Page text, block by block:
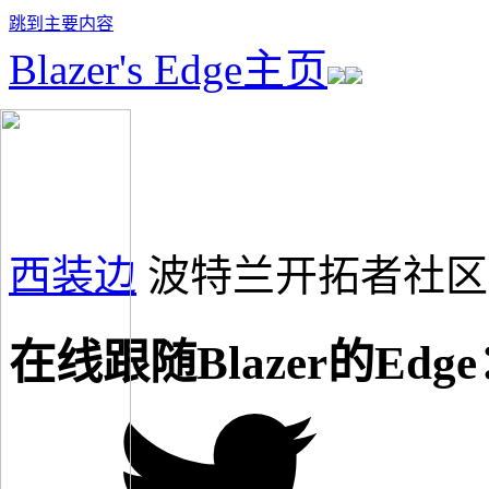
跳到主要内容
Blazer's Edge主页
西装边 波特兰开拓者社区
在线跟随Blazer的Edge